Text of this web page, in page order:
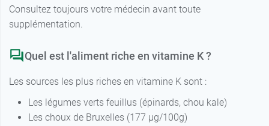
Consultez toujours votre médecin avant toute
supplémentation.
Quel est l'aliment riche en vitamine K ?
Les sources les plus riches en vitamine K sont :
Les légumes verts feuillus (épinards, chou kale)
Les choux de Bruxelles (177 µg/100g)